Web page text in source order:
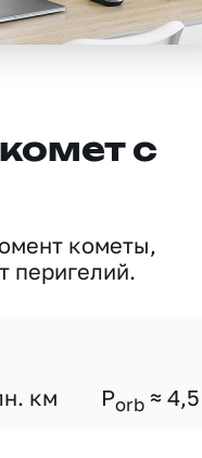
с
кометы,
перигелий.
км Porb ≈ 4,5